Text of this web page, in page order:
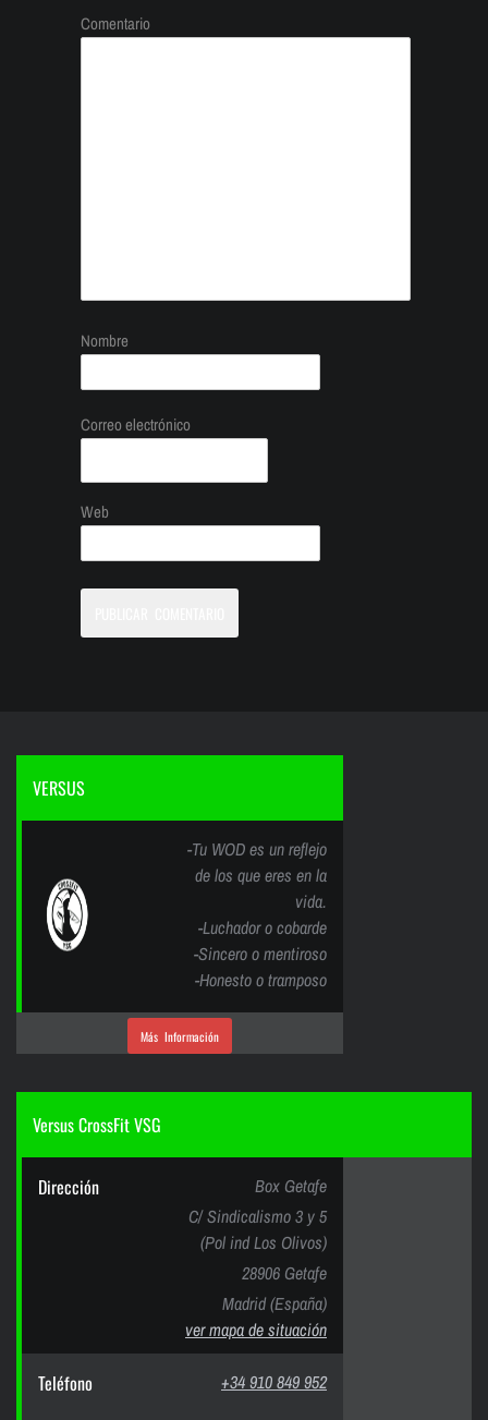
Comentario
Nombre
Correo electrónico
Web
VERSUS
-Tu WOD es un reflejo
de los que eres en la
vida.
-Luchador o cobarde
-Sincero o mentiroso
-Honesto o tramposo
Más Información
Versus CrossFit VSG
Dirección
Box Getafe
C/ Sindicalismo 3 y 5
(Pol ind Los Olivos)
28906 Getafe
Madrid (España)
ver mapa de situación
Teléfono +34 910 849 952